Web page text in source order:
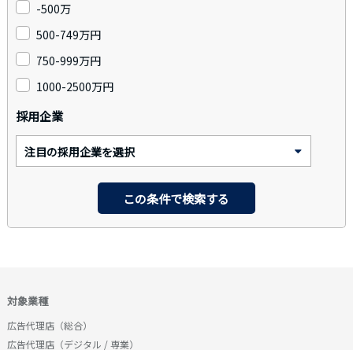
-500万
500-749万円
750-999万円
1000-2500万円
採用企業
対象業種
広告代理店（総合）
広告代理店（デジタル / 専業）